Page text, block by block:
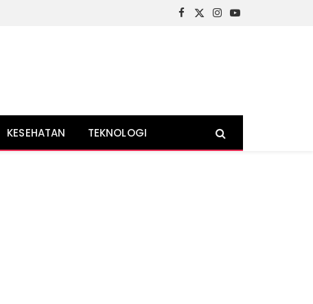
Facebook
X
Instagram
YouTube
KESEHATAN TEKNOLOGI